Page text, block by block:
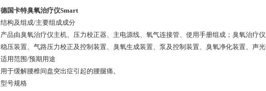
德国卡特臭氧治疗仪Smart
结构及组成/主要组成成分
产品由臭氧治疗仪主机、压力校正器、主电源线、氧气连接管、使用手册组成；臭氧治疗
稳压装置、气路压力校正及控制装置、臭氧生成装置、泵及控制装置、臭氧净化装置、声光
适用范围/预期用途
用于缓解腰椎间盘突出症引起的腰腿痛。
型号规格